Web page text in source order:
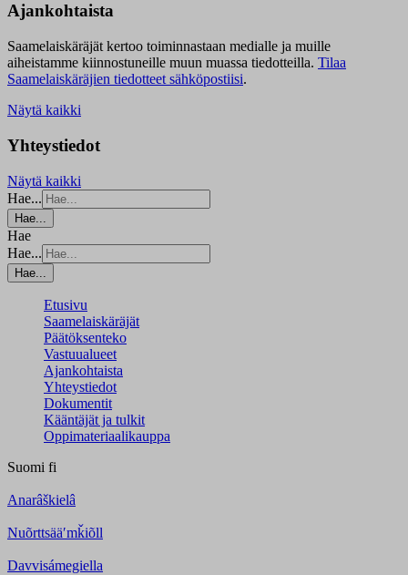
Ajankohtaista
Saamelaiskäräjät kertoo toiminnastaan medialle ja muille
aiheistamme kiinnostuneille muun muassa tiedotteilla. Tilaa
Saamelaiskäräjien tiedotteet sähköpostiisi.
Näytä kaikki
Yhteystiedot
Näytä kaikki
Hae...
Hae...
Hae
Hae...
Hae...
Etusivu
Saamelaiskäräjät
Päätöksenteko
Vastuualueet
Ajankohtaista
Yhteystiedot
Dokumentit
Kääntäjät ja tulkit
Oppimateriaalikauppa
Suomi fi
Anarâškielâ
Nuõrttsääʹmǩiõll
Davvisámegiella